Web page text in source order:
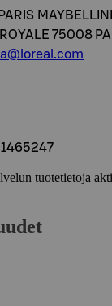
75008
tuotetietoja